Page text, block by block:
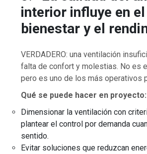
interior influye en el
bienestar y el
VERDADERO: una ventilación
falta de confort y molestias. No es
pero es uno de los más operativos
Qué se puede hacer en proyecto:
Dimensionar la ventilación con
plantear el control por demanda
sentido.
Evitar soluciones que reduzcan